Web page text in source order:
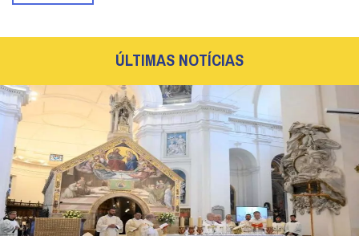
ÚLTIMAS NOTÍCIAS